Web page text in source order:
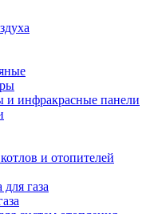
и инфракрасные панели
и отопителей
газа